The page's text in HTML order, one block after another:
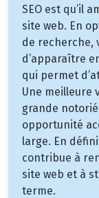
SEO est qu’il
site web. En
de recherche,
d’apparaître
qui permet
Une meilleure
grande
opportunité
large. En
contribue à
site web et à
terme.